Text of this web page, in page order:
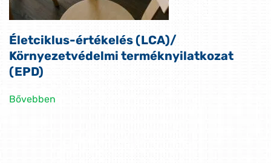
Életciklus-értékelés (LCA)/
Környezetvédelmi terméknyilatkozat
(EPD)
Bővebben